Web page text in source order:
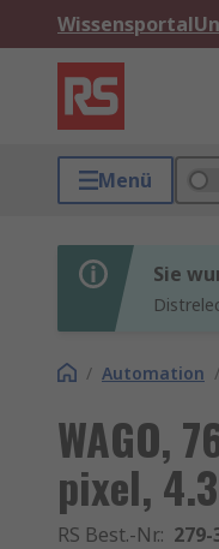
Wissensportal
Menü
Sie
/ Automation /
WAGO,
pixel,
RS Best.-Nr.: 279-